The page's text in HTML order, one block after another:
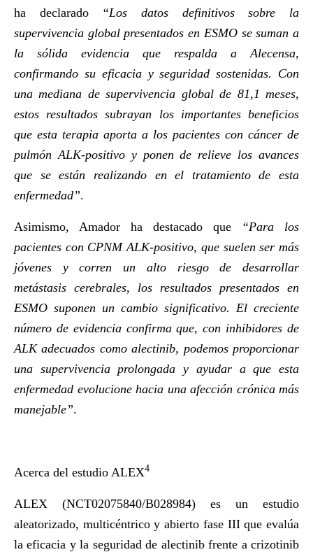
ha declarado “Los datos definitivos sobre la
supervivencia global presentados en ESMO se suman a
la sólida evidencia que respalda a Alecensa,
confirmando su eficacia y seguridad sostenidas. Con
una mediana de supervivencia global de 81,1 meses,
estos resultados subrayan los importantes beneficios
que esta terapia aporta a los pacientes con cáncer de
pulmón ALK-positivo y ponen de relieve los avances
que se están realizando en el tratamiento de esta
enfermedad”.
Asimismo, Amador ha destacado que “Para los
pacientes con CPNM ALK-positivo, que suelen ser más
jóvenes y corren un alto riesgo de desarrollar
metástasis cerebrales, los resultados presentados en
ESMO suponen un cambio significativo. El creciente
número de evidencia confirma que, con inhibidores de
ALK adecuados como alectinib, podemos proporcionar
una supervivencia prolongada y ayudar a que esta
enfermedad evolucione hacia una afección crónica más
manejable”.
Acerca del estudio ALEX4
ALEX (NCT02075840/B028984) es un estudio
aleatorizado, multicéntrico y abierto fase III que evalúa
la eficacia y la seguridad de alectinib frente a crizotinib